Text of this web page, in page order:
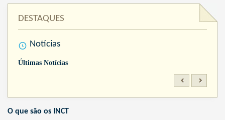
DESTAQUES
Notícias
Últimas Notícias
O que são os INCT